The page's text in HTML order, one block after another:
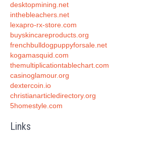
desktopmining.net
inthebleachers.net
lexapro-rx-store.com
buyskincareproducts.org
frenchbulldogpuppyforsale.net
kogamasquid.com
themultiplicationtablechart.com
casinoglamour.org
dextercoin.io
christianarticledirectory.org
5homestyle.com
Links